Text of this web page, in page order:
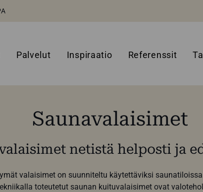
Palvelut Inspiraatio Referenssit
Saunavalaisimet
netistä helposti ja
valaisimet on suunniteltu käytettäviksi
toteutetut saunan kuituvalaisimet ovat